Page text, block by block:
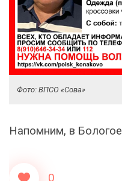
Фото: ВПСО «Сова»
Напомним, в Бологое
0